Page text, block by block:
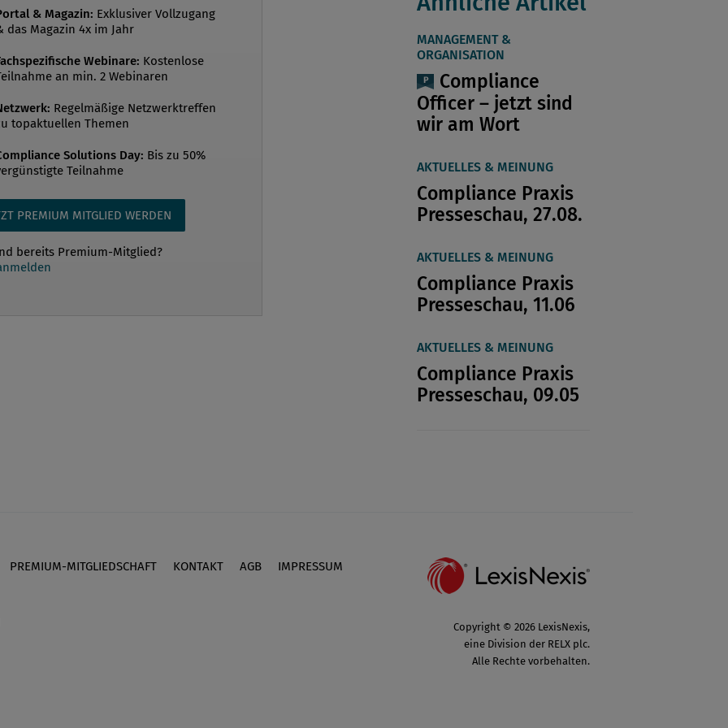
sind das? Mag. Alexander Herzog: Dass
reformiert werden muss,
seit langem gesprochen. Jetzt w...
& Magazin: Exklusiver Vollzugang
das Magazin 4x im Jahr
Webinare: Kostenlose
an min. 2 Webinaren
Regelmäßige Netzwerktreffen
topaktuellen Themen
Solutions Day: Bis zu 50%
Teilnahme
PREMIUM MITGLIED WERDEN
bereits Premium-Mitglied?
MANAGEMENT &
ORGANISATION
Compliance
Officer – jetzt sind
wir am Wort
AKTUELLES & MEINUNG
Compliance Praxis
Presseschau, 27.08.
AKTUELLES & MEINUNG
Compliance Praxis
Presseschau, 11.06
AKTUELLES & MEINUNG
Compliance Praxis
Presseschau, 09.05
PREMIUM-MITGLIEDSCHAFT KONTAKT AGB IMPRESSUM
Copyright © 2026 LexisNexis,
eine Division der RELX plc.
Alle Rechte vorbehalten.